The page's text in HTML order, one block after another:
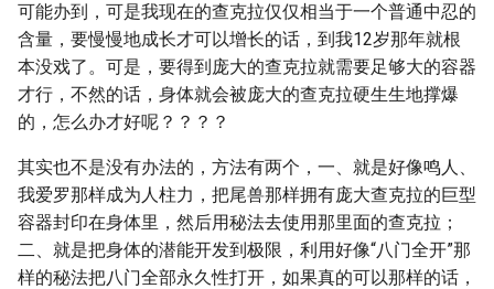
可能办到，可是我现在的查克拉仅仅相当于一个普通中忍的
含量，要慢慢地成长才可以增长的话，到我12岁那年就根
本没戏了。可是，要得到庞大的查克拉就需要足够大的容器
才行，不然的话，身体就会被庞大的查克拉硬生生地撑爆
的，怎么办才好呢？？？？
其实也不是没有办法的，方法有两个，一、就是好像鸣人、
我爱罗那样成为人柱力，把尾兽那样拥有庞大查克拉的巨型
容器封印在身体里，然后用秘法去使用那里面的查克拉；
二、就是把身体的潜能开发到极限，利用好像“八门全开”那
样的秘法把八门全部永久性打开，如果真的可以那样的话，